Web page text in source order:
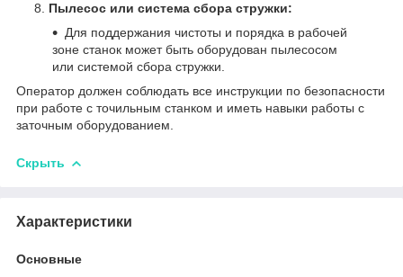
Пылесос или система сбора стружки:
Для поддержания чистоты и порядка в рабочей
зоне станок может быть оборудован пылесосом
или системой сбора стружки.
Оператор должен соблюдать все инструкции по безопасности
при работе с точильным станком и иметь навыки работы с
заточным оборудованием.
Скрыть
Характеристики
Основные